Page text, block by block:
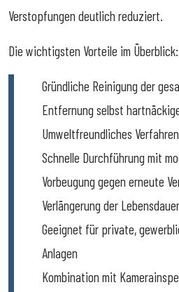
Verstopfungen deutlich reduziert.
Die wichtigsten Vorteile im Überblick:
Gründliche Reinigung der
Entfernung selbst
Umweltfreundliches
Schnelle Durchführung mit
Vorbeugung gegen erneute
Verlängerung der
Geeignet für private,
Anlagen
Kombination mit